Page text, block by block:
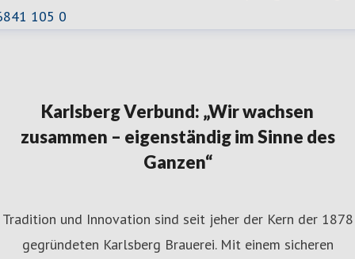
105 0
Karlsberg Verbund: „Wir wachsen
zusammen – eigenständig im Sinne des
Ganzen“
Tradition und Innovation sind seit jeher der Kern der 1878
gegründeten Karlsberg Brauerei. Mit einem sicheren